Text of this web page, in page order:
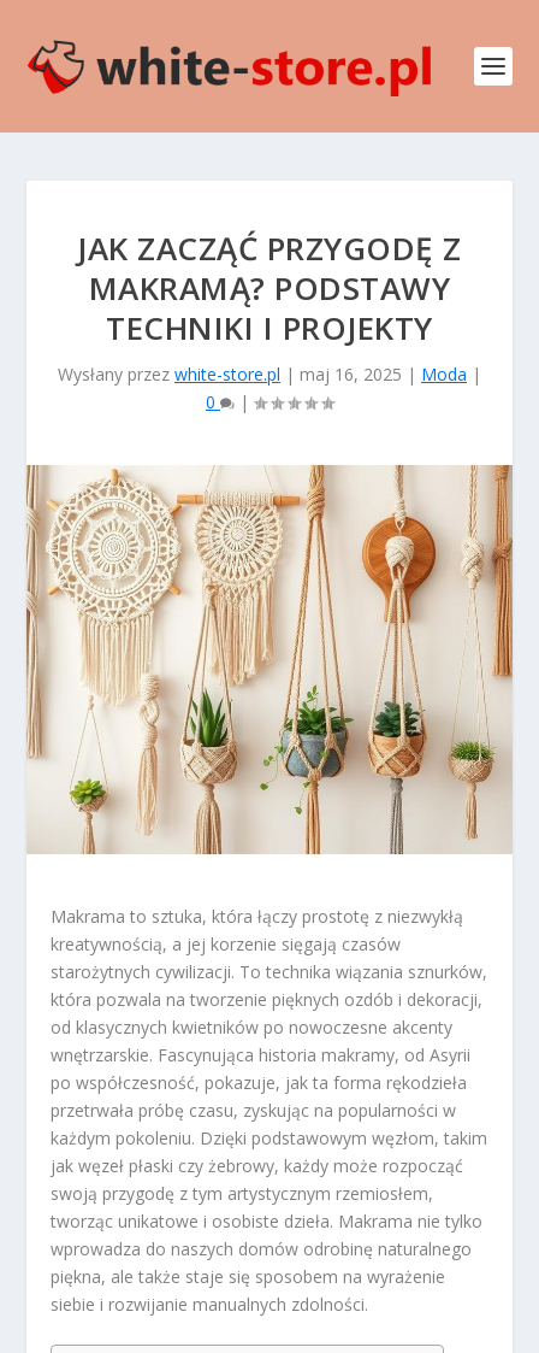
JAK ZACZĄĆ PRZYGODĘ Z
MAKRAMĄ? PODSTAWY
TECHNIKI I PROJEKTY
Wysłany przez white-store.pl | maj 16, 2025 | Moda |
0
|
Makrama to sztuka, która łączy prostotę z niezwykłą
kreatywnością, a jej korzenie sięgają czasów
starożytnych cywilizacji. To technika wiązania sznurków,
która pozwala na tworzenie pięknych ozdób i dekoracji,
od klasycznych kwietników po nowoczesne akcenty
wnętrzarskie. Fascynująca historia makramy, od Asyrii
po współczesność, pokazuje, jak ta forma rękodzieła
przetrwała próbę czasu, zyskując na popularności w
każdym pokoleniu. Dzięki podstawowym węzłom, takim
jak węzeł płaski czy żebrowy, każdy może rozpocząć
swoją przygodę z tym artystycznym rzemiosłem,
tworząc unikatowe i osobiste dzieła. Makrama nie tylko
wprowadza do naszych domów odrobinę naturalnego
piękna, ale także staje się sposobem na wyrażenie
siebie i rozwijanie manualnych zdolności.